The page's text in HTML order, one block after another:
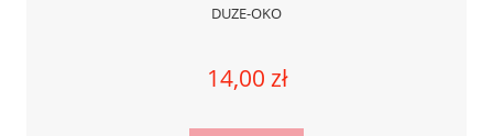
DUZE-OKO
14,00 zł